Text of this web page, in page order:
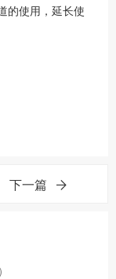
的使用，延长使
下一篇